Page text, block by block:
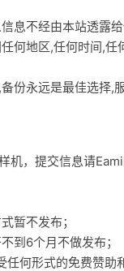
息不经由本站透露给
何地区,任何时间,
份永远是最佳选择,
机，提交信息请
暂不发布；
到6个月不做发布；
何形式的免费赞助